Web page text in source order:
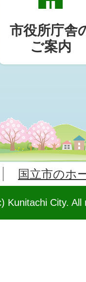
市役所庁舎
ご案内
国立市のホ
Kunitachi City.